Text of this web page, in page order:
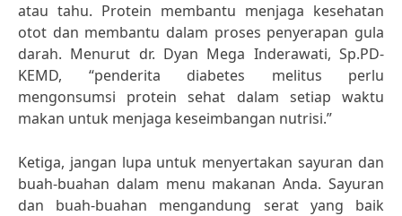
atau tahu. Protein membantu menjaga kesehatan
otot dan membantu dalam proses penyerapan gula
darah. Menurut dr. Dyan Mega Inderawati, Sp.PD-
KEMD, “penderita diabetes melitus perlu
mengonsumsi protein sehat dalam setiap waktu
makan untuk menjaga keseimbangan nutrisi.”
Ketiga, jangan lupa untuk menyertakan sayuran dan
buah-buahan dalam menu makanan Anda. Sayuran
dan buah-buahan mengandung serat yang baik